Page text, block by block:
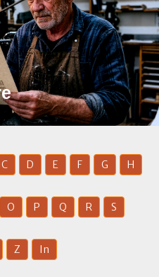
C D E F G H
O P Q R S
Z In